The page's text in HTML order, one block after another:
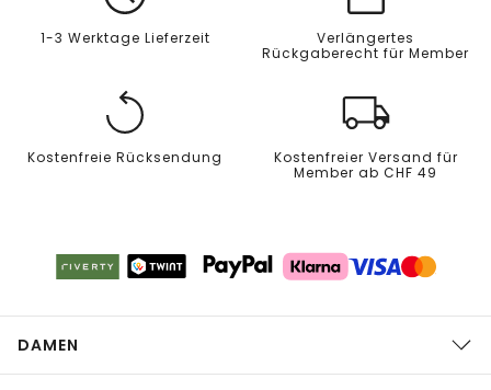
1-3 Werktage Lieferzeit
Verlängertes
Rückgaberecht für Member
Kostenfreie Rücksendung
Kostenfreier Versand für
Member ab CHF 49
DAMEN